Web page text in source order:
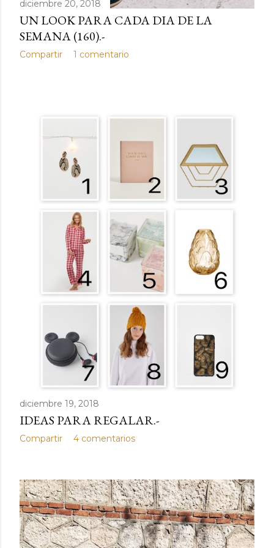
diciembre 20, 2018
UN LOOK PARA CADA DIA DE LA
SEMANA (160).-
Compartir 1 comentario
diciembre 19, 2018
IDEAS PARA REGALAR.-
Compartir 4 comentarios